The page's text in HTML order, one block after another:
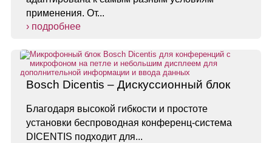
применения. От...
› подробнее
Bosch Dicentis – Дискуссионный блок
Благодаря высокой гибкости и простоте
установки беспроводная конференц-система
DICENTIS подходит для...